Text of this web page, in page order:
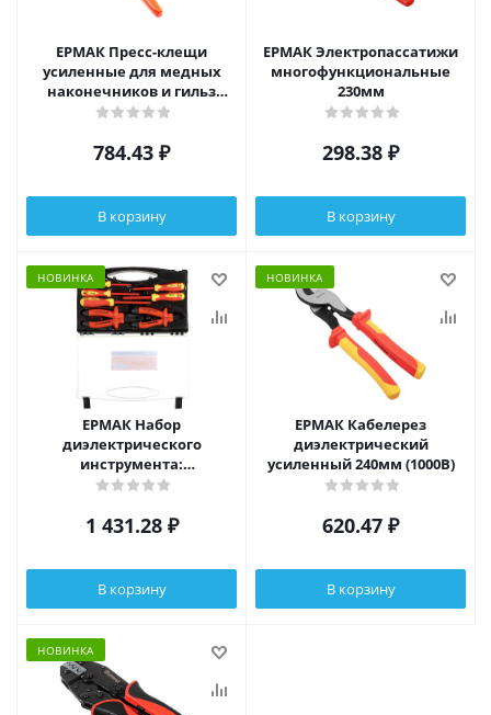
ЕРМАК Пресс-клещи
усиленные для медных
наконечников и гильз
270мм
784.43 ₽
В корзину
ЕРМАК Электропассатижи
многофункциональные
230мм
298.38 ₽
В корзину
НОВИНКА
ЕРМАК Набор
диэлектрического
инструмента:
диэлектрический,
7предм.
1 431.28₽
В корзину
НОВИНКА
ЕРМАК Кабелерез
диэлектрический
усиленный 240мм (1000В)
620.47 ₽
В корзину
НОВИНКА